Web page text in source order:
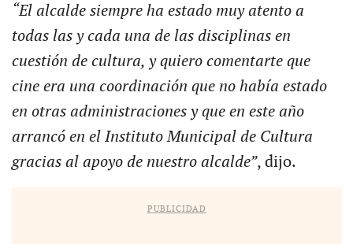
“El alcalde siempre ha estado muy atento a
todas las y cada una de las disciplinas en
cuestión de cultura, y quiero comentarte que
cine era una coordinación que no había estado
en otras administraciones y que en este año
arrancó en el Instituto Municipal de Cultura
gracias al apoyo de nuestro alcalde”, dijo.
PUBLICIDAD